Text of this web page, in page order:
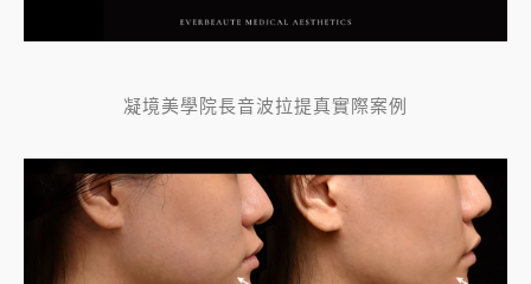
凝境美學院長音波拉提真實際案例